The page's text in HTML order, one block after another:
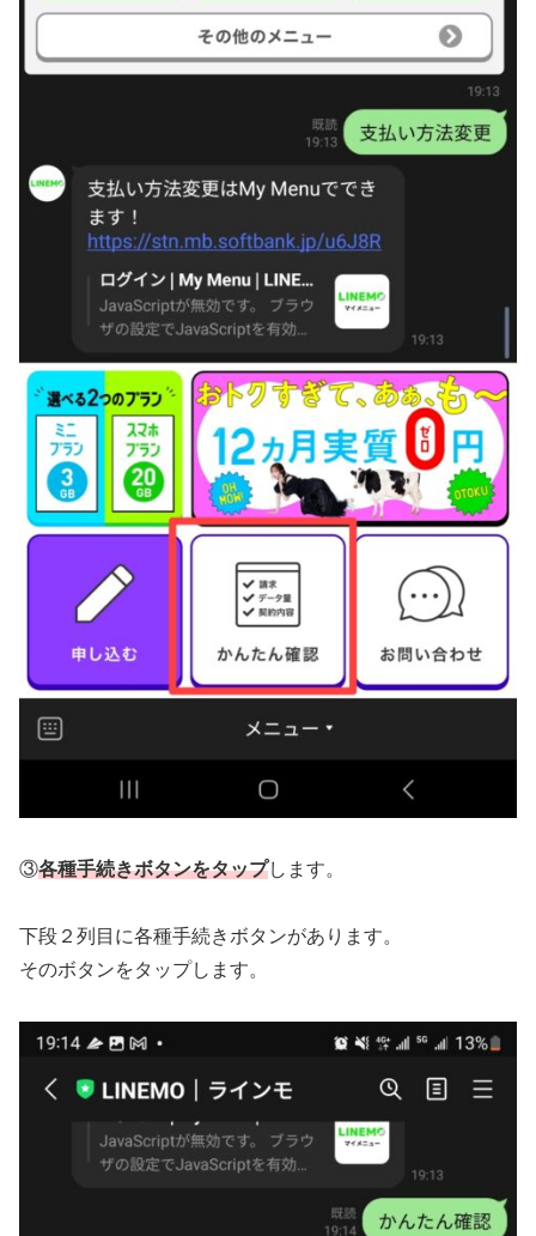
③各種手続きボタンをタップします。
下段２列目に各種手続きボタンがあります。
そのボタンをタップします。